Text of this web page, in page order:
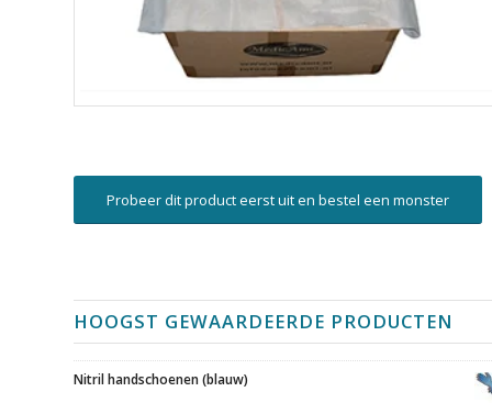
Probeer dit product eerst uit en bestel een monster
HOOGST GEWAARDEERDE PRODUCTEN
Nitril handschoenen (blauw)